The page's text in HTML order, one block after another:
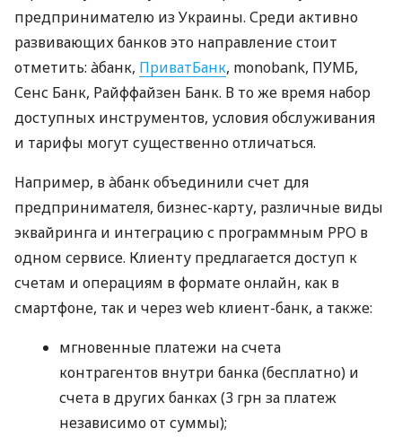
предпринимателю из Украины. Среди активно
развивающих банков это направление стоит
отметить: àбанк, ПриватБанк, monobank, ПУМБ,
Сенс Банк, Райффайзен Банк. В то же время набор
доступных инструментов, условия обслуживания
и тарифы могут существенно отличаться.
Например, в àбанк объединили счет для
предпринимателя, бизнес-карту, различные виды
эквайринга и интеграцию с программным РРО в
одном сервисе. Клиенту предлагается доступ к
счетам и операциям в формате онлайн, как в
смартфоне, так и через web клиент-банк, а также:
мгновенные платежи на счета
контрагентов внутри банка (бесплатно) и
счета в других банках (3 грн за платеж
независимо от суммы);